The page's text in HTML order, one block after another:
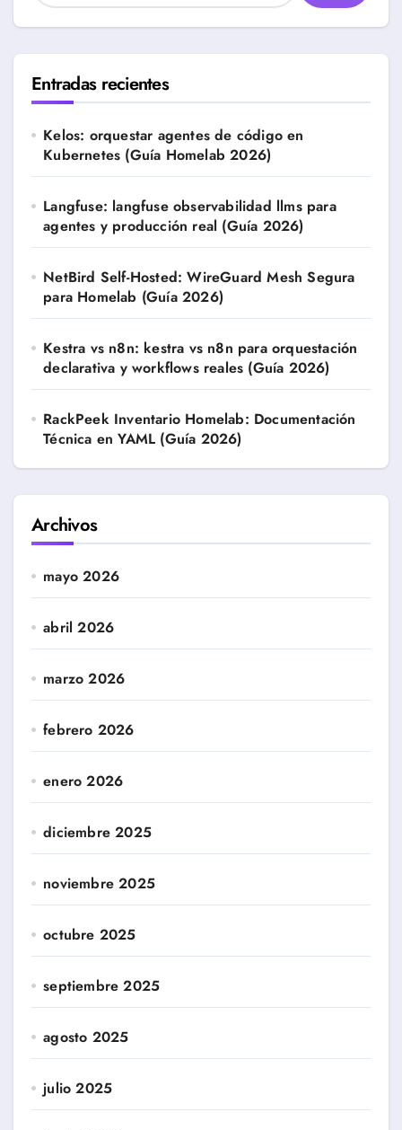
Entradas recientes
Kelos: orquestar agentes de código en
Kubernetes (Guía Homelab 2026)
Langfuse: langfuse observabilidad llms para
agentes y producción real (Guía 2026)
NetBird Self-Hosted: WireGuard Mesh Segura
para Homelab (Guía 2026)
Kestra vs n8n: kestra vs n8n para orquestación
declarativa y workflows reales (Guía 2026)
RackPeek Inventario Homelab: Documentación
Técnica en YAML (Guía 2026)
Archivos
mayo 2026
abril 2026
marzo 2026
febrero 2026
enero 2026
diciembre 2025
noviembre 2025
octubre 2025
septiembre 2025
agosto 2025
julio 2025